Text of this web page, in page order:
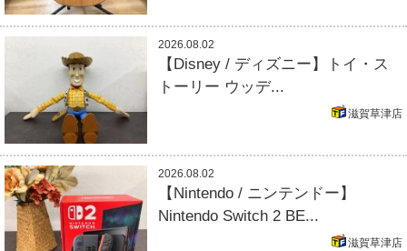
2026.08.02
【Disney / ディズニー】トイ・ス
トーリー ウッデ...
滋賀草津店
2026.08.02
【Nintendo / ニンテンドー】
Nintendo Switch 2 BE...
滋賀草津店